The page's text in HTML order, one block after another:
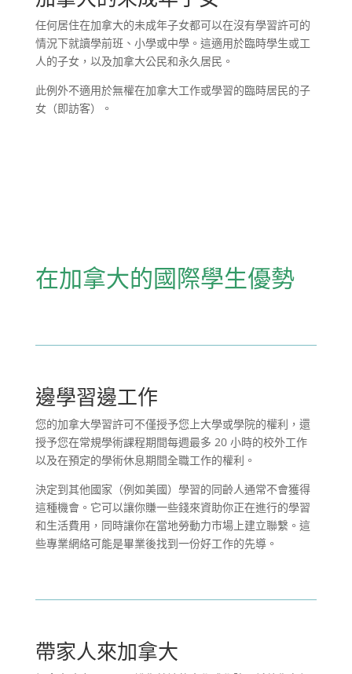
任何居住在加拿大的未成年子女都可以在沒有學習許可的
情況下就讀學前班、小學或中學。這適用於臨時學生或工
人的子女，以及加拿大公民和永久居民。
此例外不適用於無權在加拿大工作或學習的臨時居民的子
女（即訪客）。
在加拿大的國際學生優勢
邊學習邊工作
您的加拿大學習許可不僅授予您上大學或學院的權利，還
授予您在常規學術課程期間每週最多 20 小時的校外工作
以及在預定的學術休息期間全職工作的權利。
決定到其他國家（例如美國）學習的同齡人通常不會獲得
這種機會。它可以讓你賺一些錢來資助你正在進行的學習
和生活費用，同時讓你在當地勞動力市場上建立聯繫。這
些專業網絡可能是畢業後找到一份好工作的先導。
帶家人來加拿大